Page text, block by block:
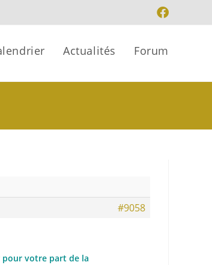
Actualités Forum
#9058
pour votre part de la